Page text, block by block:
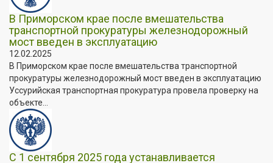
В Приморском крае после вмешательства
транспортной прокуратуры железнодорожный
мост введен в эксплуатацию
12.02.2025
В Приморском крае после вмешательства транспортной
прокуратуры железнодорожный мост введен в эксплуатацию
Уссурийская транспортная прокуратура провела проверку на
объекте...
С 1 сентября 2025 года устанавливается